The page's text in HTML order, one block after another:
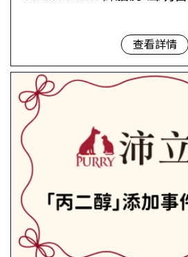
查看詳情